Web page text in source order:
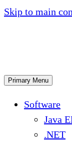
Skip to main
Primary Menu
Software
Java
.NET